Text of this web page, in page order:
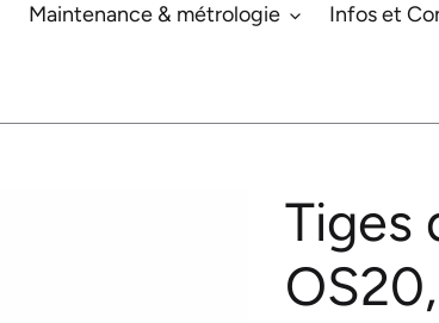
Maintenance & métrologie
Infos et
Tiges